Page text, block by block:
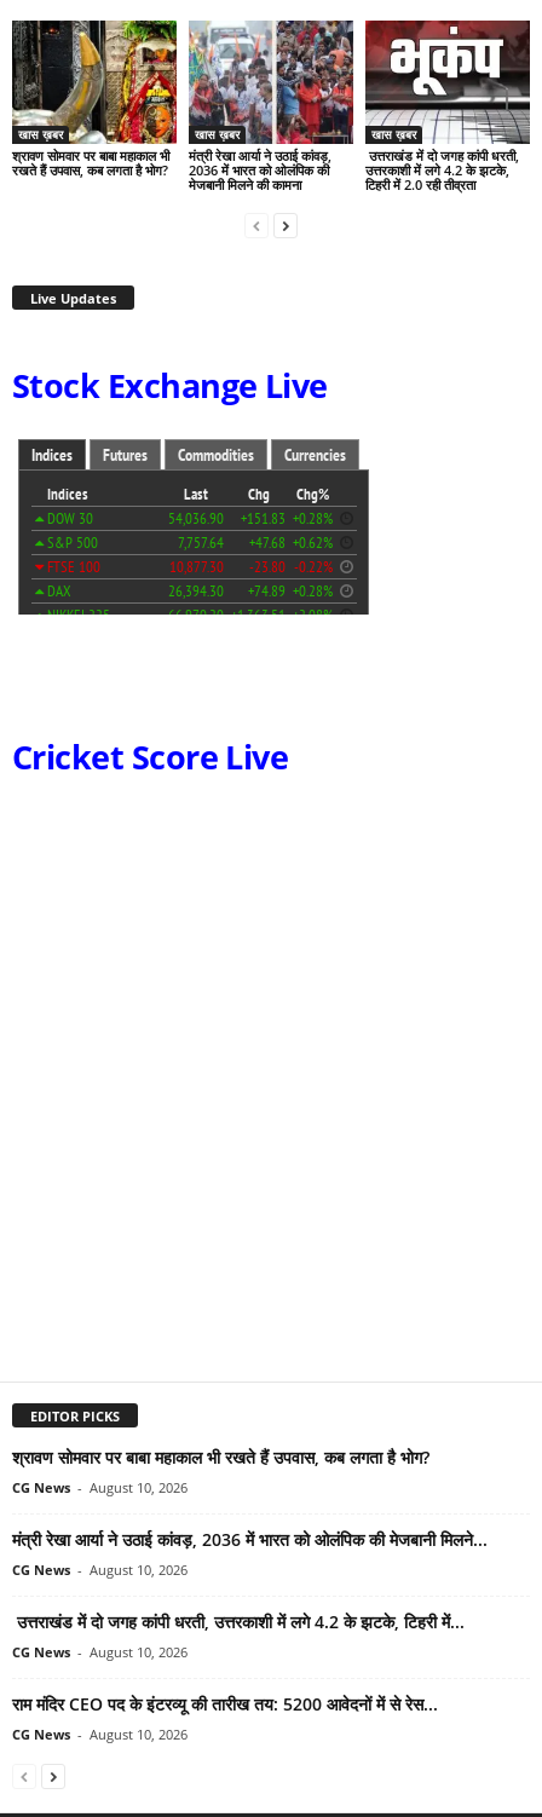
खास ख़बर
श्रावण सोमवार पर बाबा महाकाल भी
रखते हैं उपवास, कब लगता है भोग?
खास ख़बर
मंत्री रेखा आर्या ने उठाई कांवड़,
2036 में भारत को ओलंपिक की
मेजबानी मिलने की कामना
खास ख़बर
उत्तराखंड में दो जगह कांपी धरती,
उत्तरकाशी में लगे 4.2 के झटके,
टिहरी में 2.0 रही तीव्रता
Live Updates
Stock Exchange Live
Cricket Score Live
EDITOR PICKS
श्रावण सोमवार पर बाबा महाकाल भी रखते हैं उपवास, कब लगता है भोग?
CG News - August 10, 2026
मंत्री रेखा आर्या ने उठाई कांवड़, 2036 में भारत को ओलंपिक की मेजबानी मिलने...
CG News - August 10, 2026
उत्तराखंड में दो जगह कांपी धरती, उत्तरकाशी में लगे 4.2 के झटके, टिहरी में...
CG News - August 10, 2026
राम मंदिर CEO पद के इंटरव्यू की तारीख तय: 5200 आवेदनों में से रेस...
CG News - August 10, 2026